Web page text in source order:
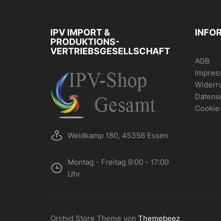
werden
IPV IMPORT &
PRODUKTIONS-
VERTRIEBSGESELLSCHAFT
Weidkamp 180, 45356 Essen
Montag - Freitag 9:00 - 17:00
Uhr
AGB
Orchid Store Theme von Themebeez